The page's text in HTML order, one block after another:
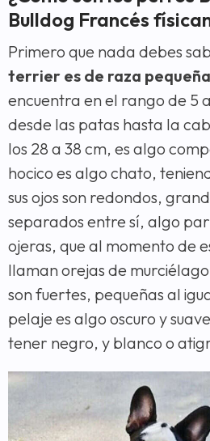
Bulldog Francés
Primero que nada debes
terrier es de raza
encuentra en el rango de 5
desde las patas hasta la
los 28 a 38 cm, es algo
hocico es algo chato,
sus ojos son redondos,
separados entre sí, algo
ojeras, que al momento de
llaman orejas de
son fuertes, pequeñas al
pelaje es algo oscuro y
tener negro, y blanco o